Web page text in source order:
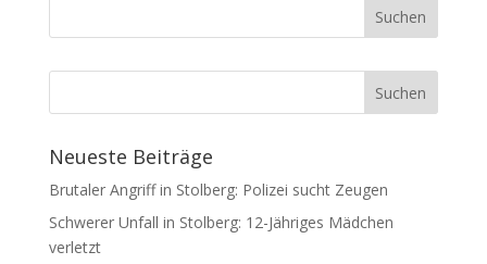
Neueste Beiträge
Brutaler Angriff in Stolberg: Polizei sucht Zeugen
Schwerer Unfall in Stolberg: 12-Jähriges Mädchen
verletzt